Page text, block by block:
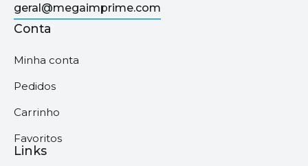
geral@megaimprime.com
Conta
Minha conta
Pedidos
Carrinho
Favoritos
Links